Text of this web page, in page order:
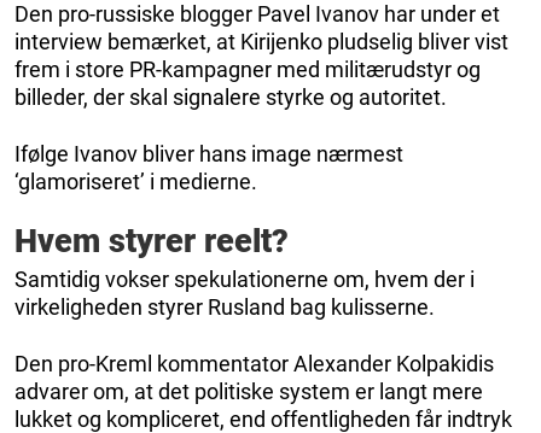
Den pro-russiske blogger Pavel Ivanov har under et
interview bemærket, at Kirijenko pludselig bliver vist
frem i store PR-kampagner med militærudstyr og
billeder, der skal signalere styrke og autoritet.
Ifølge Ivanov bliver hans image nærmest
‘glamoriseret’ i medierne.
Hvem styrer reelt?
Samtidig vokser spekulationerne om, hvem der i
virkeligheden styrer Rusland bag kulisserne.
Den pro-Kreml kommentator Alexander Kolpakidis
advarer om, at det politiske system er langt mere
lukket og kompliceret, end offentligheden får indtryk